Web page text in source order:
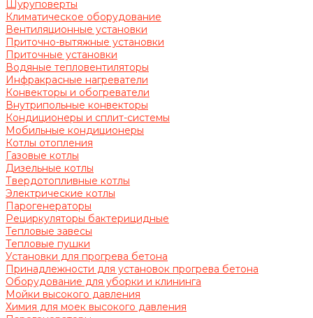
Шуруповерты
Климатическое оборудование
Вентиляционные установки
Приточно-вытяжные установки
Приточные установки
Водяные тепловентиляторы
Инфракрасные нагреватели
Конвекторы и обогреватели
Внутрипольные конвекторы
Кондиционеры и сплит-системы
Мобильные кондиционеры
Котлы отопления
Газовые котлы
Дизельные котлы
Твердотопливные котлы
Электрические котлы
Парогенераторы
Рециркуляторы бактерицидные
Тепловые завесы
Тепловые пушки
Установки для прогрева бетона
Принадлежности для установок прогрева бетона
Оборудование для уборки и клининга
Мойки высокого давления
Химия для моек высокого давления